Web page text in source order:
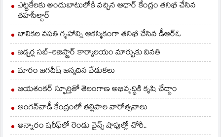
ఎట్టకేలకు అందుబాటులోకి వచ్చిన ఆధార్ కేంద్రం తనిఖీ చేసిన
తహసీల్దార్
బాలికల వసతి గృహాన్ని ఆకస్మికంగా తనిఖీ చేసిన డీఆర్ఓ
జడ్చర్ల సబ్-రిజిస్ట్రార్ కార్యాలయం మార్పుకు వినతి
మారం జగదీష్ జన్మదిన వేడుకలు
జయశంకర్ స్ఫూర్తితో తెలంగాణ అభివృద్ధికి కృషి చేద్దాం
అంగన్‌వాడీ కేంద్రంలో తల్లిపాల వారోత్సవాలు
అన్నారం షరీఫ్‌లో రెండు వైన్స్ షాపుల్లో చోరీ..